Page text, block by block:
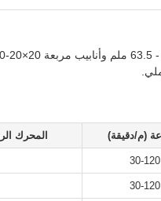
(م/دقيقة) المحرك
30-120
30-120